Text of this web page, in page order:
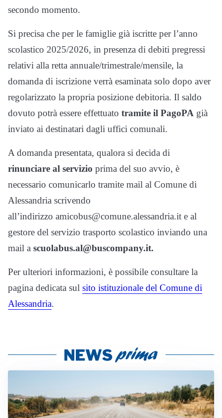
secondo momento.
Si precisa che per le famiglie già iscritte per l’anno
scolastico 2025/2026, in presenza di debiti pregressi
relativi alla retta annuale/trimestrale/mensile, la
domanda di iscrizione verrà esaminata solo dopo aver
regolarizzato la propria posizione debitoria. Il saldo
dovuto potrà essere effettuato tramite il PagoPA già
inviato ai destinatari dagli uffici comunali.
A domanda presentata, qualora si decida di
rinunciare al servizio prima del suo avvio, è
necessario comunicarlo tramite mail al Comune di
Alessandria scrivendo
all’indirizzo amicobus@comune.alessandria.it e al
gestore del servizio trasporto scolastico inviando una
mail a scuolabus.al@buscompany.it.
Per ulteriori informazioni, è possibile consultare la
pagina dedicata sul sito istituzionale del Comune di
Alessandria.